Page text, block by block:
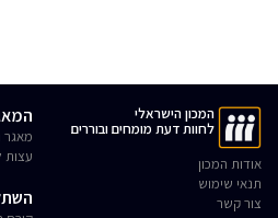
המכון הישראלי
לחוות דעת מומחים ובוררים
אודות המכון
תנאי שימוש
צור קשר
מאגר
עצות